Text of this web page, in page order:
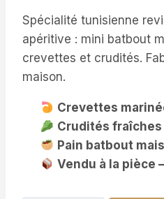
Spécialité tunisienne
apéritive : mini batbout
crevettes et crudités.
maison.
Crevettes
Crudités fraîches
Pain batbout
Vendu à la pièce